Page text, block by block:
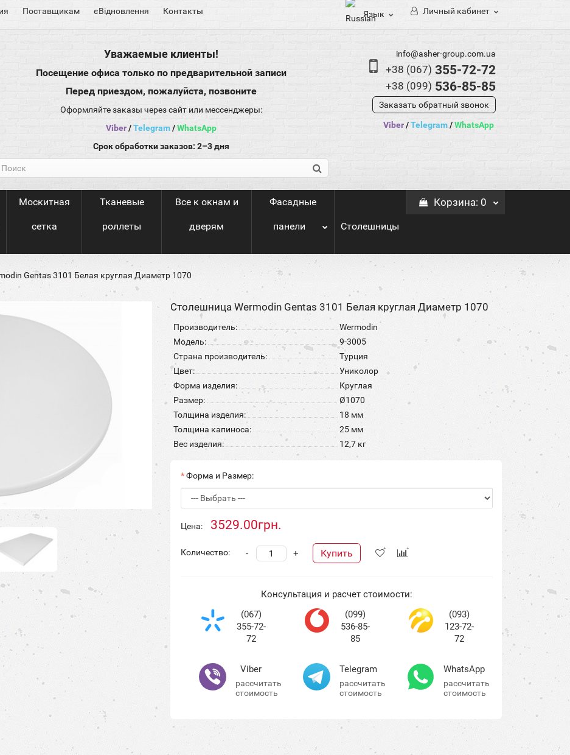
Поставщикам єВідновлення Контакты Язык Личный кабинет
Уважаемые клиенты!
Посещение офиса только по предварительной записи
Перед приездом, пожалуйста, позвоните
Оформляйте заказы через сайт или мессенджеры:
Viber/Telegram/WhatsApp
Срок обработки заказов: 2–3 дня
info@asher-group.com.ua
+38 (067) 355-72-72
+38 (099) 536-85-85
Заказать обратный звонок
Viber/Telegram/WhatsApp
Москитная
сетка
Тканевые
роллеты
Все к окнам и
дверям
Фасадные
панели Столешницы
Корзина: 0
Gentas 3101 Белая круглая Диаметр 1070
Столешница Wermodin Gentas 3101 Белая круглая Диаметр 1070
Производитель:
Wermodin
Модель:
9-3005
Страна производитель:
Турция
Цвет:
Униколор
Форма изделия:
Круглая
Размер:
Ø1070
Толщина изделия:
18 мм
Толщина капиноса:
25 мм
Вес изделия:
12,7 кг
Форма и Размер:
Цена: 3529.00грн.
Количество: +
- Купить
Консультация и расчет стоимости:
(067)
355-72-
72
(099)
536-85-
85
(093)
123-72-
72
Viber
рассчитать
стоимость
Telegram
рассчитать
стоимость
WhatsApp
рассчитать
стоимость